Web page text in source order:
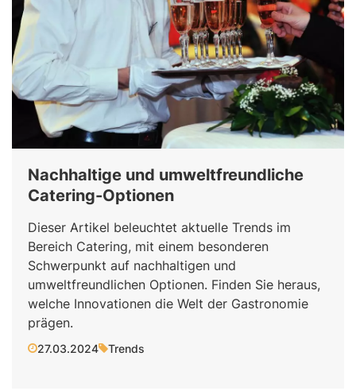
Nachhaltige und umweltfreundliche
Catering-Optionen
Dieser Artikel beleuchtet aktuelle Trends im
Bereich Catering, mit einem besonderen
Schwerpunkt auf nachhaltigen und
umweltfreundlichen Optionen. Finden Sie heraus,
welche Innovationen die Welt der Gastronomie
prägen.
27.03.2024 Trends